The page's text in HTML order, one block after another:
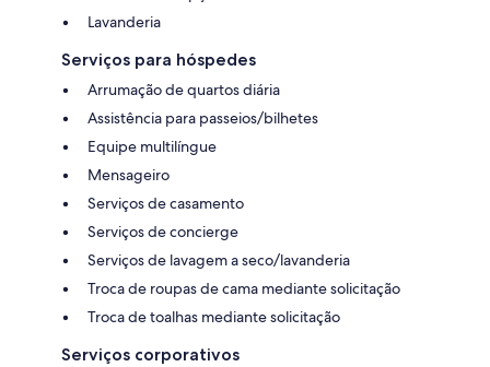
Lavanderia
Serviços para hóspedes
Arrumação de quartos diária
Assistência para passeios/bilhetes
Equipe multilíngue
Mensageiro
Serviços de casamento
Serviços de concierge
Serviços de lavagem a seco/lavanderia
Troca de roupas de cama mediante solicitação
Troca de toalhas mediante solicitação
Serviços corporativos